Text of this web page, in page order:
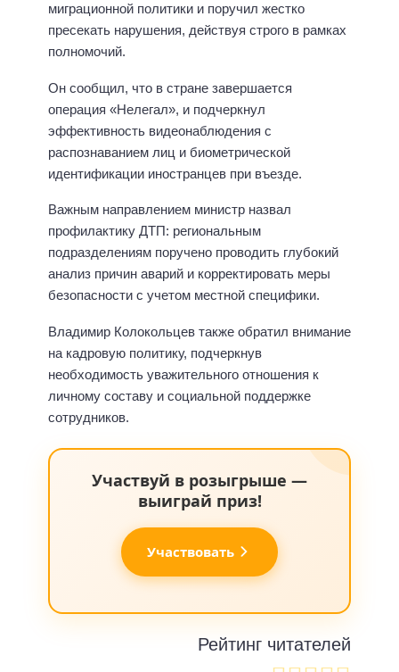
миграционной политики и поручил жестко
пресекать нарушения, действуя строго в рамках
полномочий.
Он сообщил, что в стране завершается
операция «Нелегал», и подчеркнул
эффективность видеонаблюдения с
распознаванием лиц и биометрической
идентификации иностранцев при въезде.
Важным направлением министр назвал
профилактику ДТП: региональным
подразделениям поручено проводить глубокий
анализ причин аварий и корректировать меры
безопасности с учетом местной специфики.
Владимир Колокольцев также обратил внимание
на кадровую политику, подчеркнув
необходимость уважительного отношения к
личному составу и социальной поддержке
сотрудников.
Участвуй в розыгрыше —
выиграй приз!
Участвовать
Рейтинг читателей